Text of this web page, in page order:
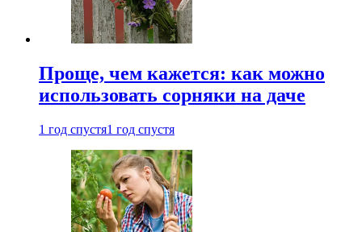
Проще, чем кажется: как можно
использовать сорняки на даче
1 год спустя1 год спустя